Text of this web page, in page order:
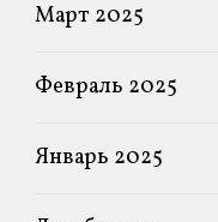
Март 2025
Февраль 2025
Январь 2025